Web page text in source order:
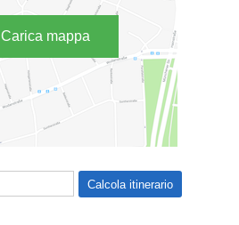
Carica mappa